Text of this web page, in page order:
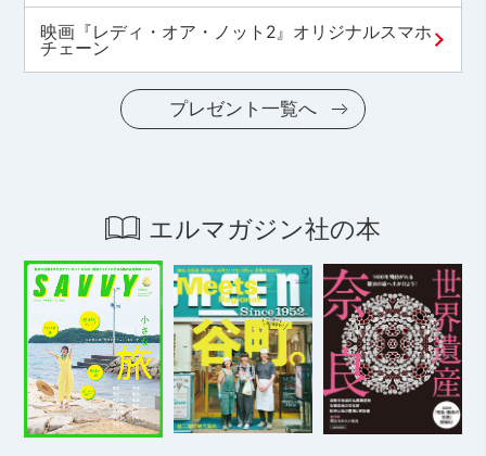
映画『レディ・オア・ノット2』オリジナルスマホ
チェーン
プレゼント一覧へ
エルマガジン社の本